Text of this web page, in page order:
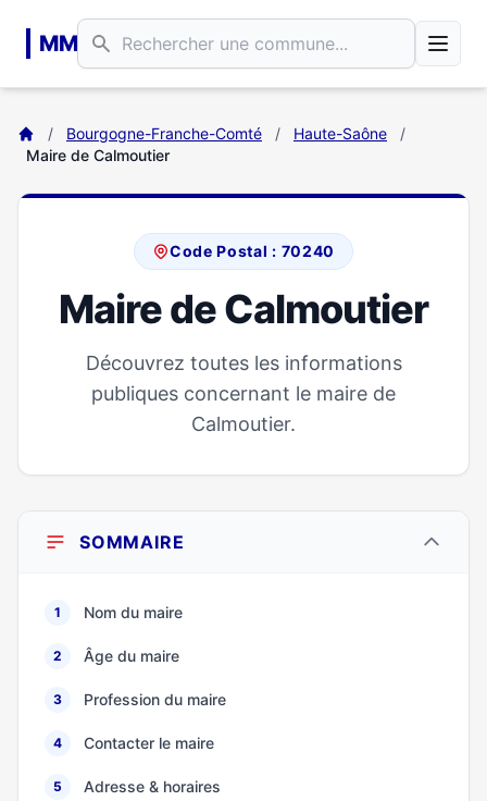
MM
/ Bourgogne-Franche-Comté / Haute-Saône
/
Maire de Calmoutier
Code Postal : 70240
Maire de Calmoutier
Découvrez toutes les informations
publiques concernant le maire de
Calmoutier.
SOMMAIRE
1 Nom du maire
2 Âge du maire
3 Profession du maire
4 Contacter le maire
5 Adresse & horaires